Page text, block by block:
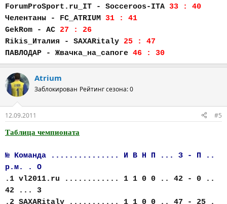
ForumProSport.ru_IT - Socceroos-ITA 33 : 40
Челентаны - FC_АTRIUM 31 : 41
GekRom - AC 27 : 26
Rikis_Италия - SAXARitaly 25 : 47
ПАВЛОДАР - Жвачка_на_сапоге 46 : 30
Atrium
Заблокирован Рейтинг сезона: 0
12.09.2011 #5
Таблица чемпионата
№ Команда ............... И В Н П ... З - П ..
р.м. . О
.1 vl2011.ru ............ 1 1 0 0 .. 42 - 0 ..
42 ... 3
.2 SAXARitaly ........... 1 1 0 0 .. 47 - 25 .